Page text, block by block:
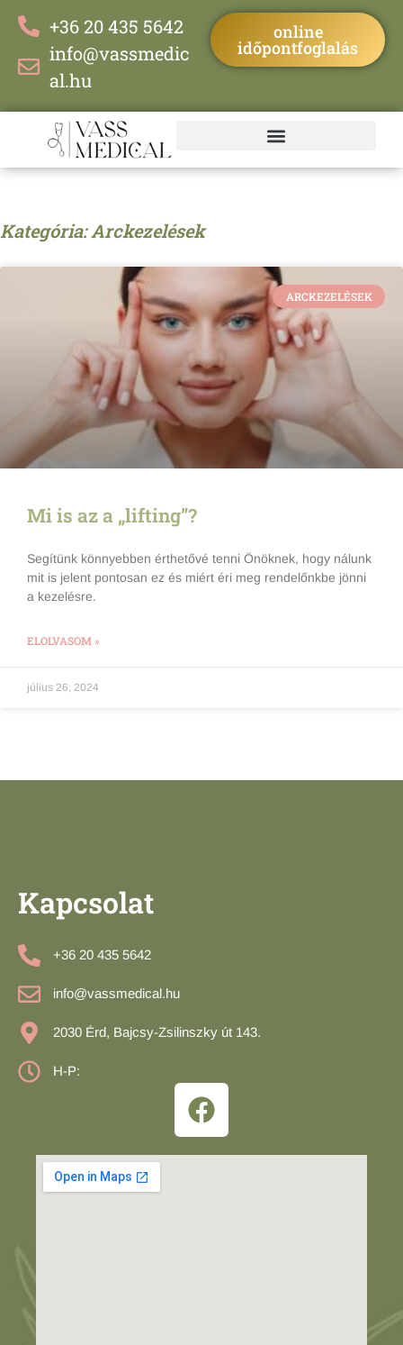
+36 20 435 5642
info@vassmedic
al.hu
online
időpontfoglalás
Kategória: Arckezelések
ARCKEZELÉSEK
Mi is az a „lifting”?
Segítünk könnyebben érthetővé tenni Önöknek, hogy nálunk
mit is jelent pontosan ez és miért éri meg rendelőnkbe jönni
a kezelésre.
ELOLVASOM »
július 26, 2024
Kapcsolat
+36 20 435 5642
info@vassmedical.hu
2030 Érd, Bajcsy-Zsilinszky út 143.
H-P: